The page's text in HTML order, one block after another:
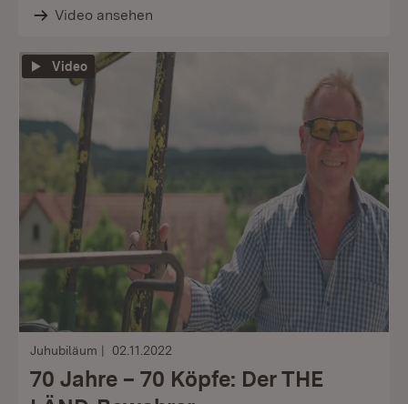
Video ansehen
Video
Juhubiläum 02.11.2022
70 Jahre – 70 Köpfe: Der THE